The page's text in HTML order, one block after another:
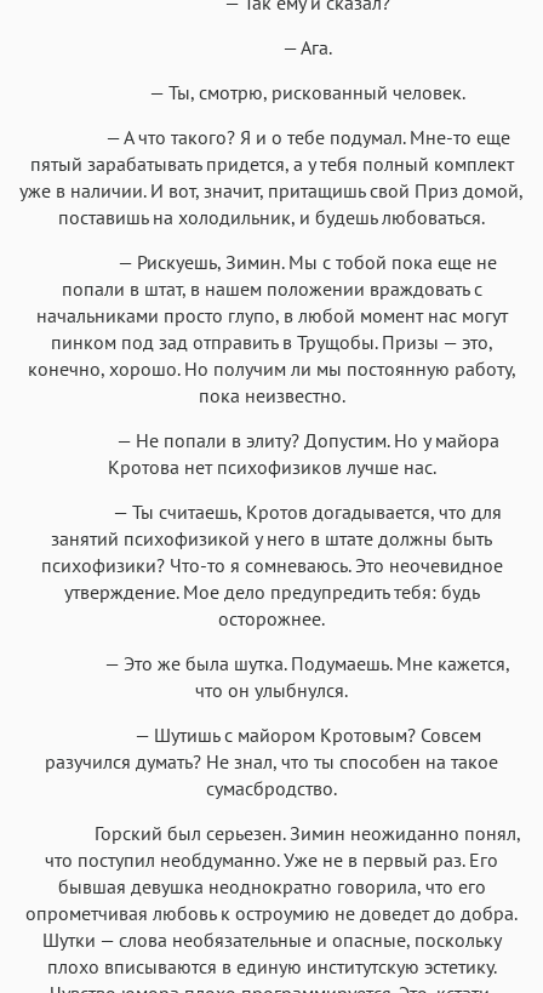
— Ага.
— Ты, смотрю, рискованный человек.
— А что такого? Я и о тебе подумал. Мне-то еще
пятый зарабатывать придется, а у тебя полный комплект
уже в наличии. И вот, значит, притащишь свой Приз домой,
поставишь на холодильник, и будешь любоваться.
— Рискуешь, Зимин. Мы с тобой пока еще не
попали в штат, в нашем положении враждовать с
начальниками просто глупо, в любой момент нас могут
пинком под зад отправить в Трущобы. Призы — это,
конечно, хорошо. Но получим ли мы постоянную работу,
пока неизвестно.
— Не попали в элиту? Допустим. Но у майора
Кротова нет психофизиков лучше нас.
— Ты считаешь, Кротов догадывается, что для
занятий психофизикой у него в штате должны быть
психофизики? Что-то я сомневаюсь. Это неочевидное
утверждение. Мое дело предупредить тебя: будь
осторожнее.
— Это же была шутка. Подумаешь. Мне кажется,
что он улыбнулся.
— Шутишь с майором Кротовым? Совсем
разучился думать? Не знал, что ты способен на такое
сумасбродство.
Горский был серьезен. Зимин неожиданно понял,
что поступил необдуманно. Уже не в первый раз. Его
бывшая девушка неоднократно говорила, что его
опрометчивая любовь к остроумию не доведет до добра.
Шутки — слова необязательные и опасные, поскольку
плохо вписываются в единую институтскую эстетику.